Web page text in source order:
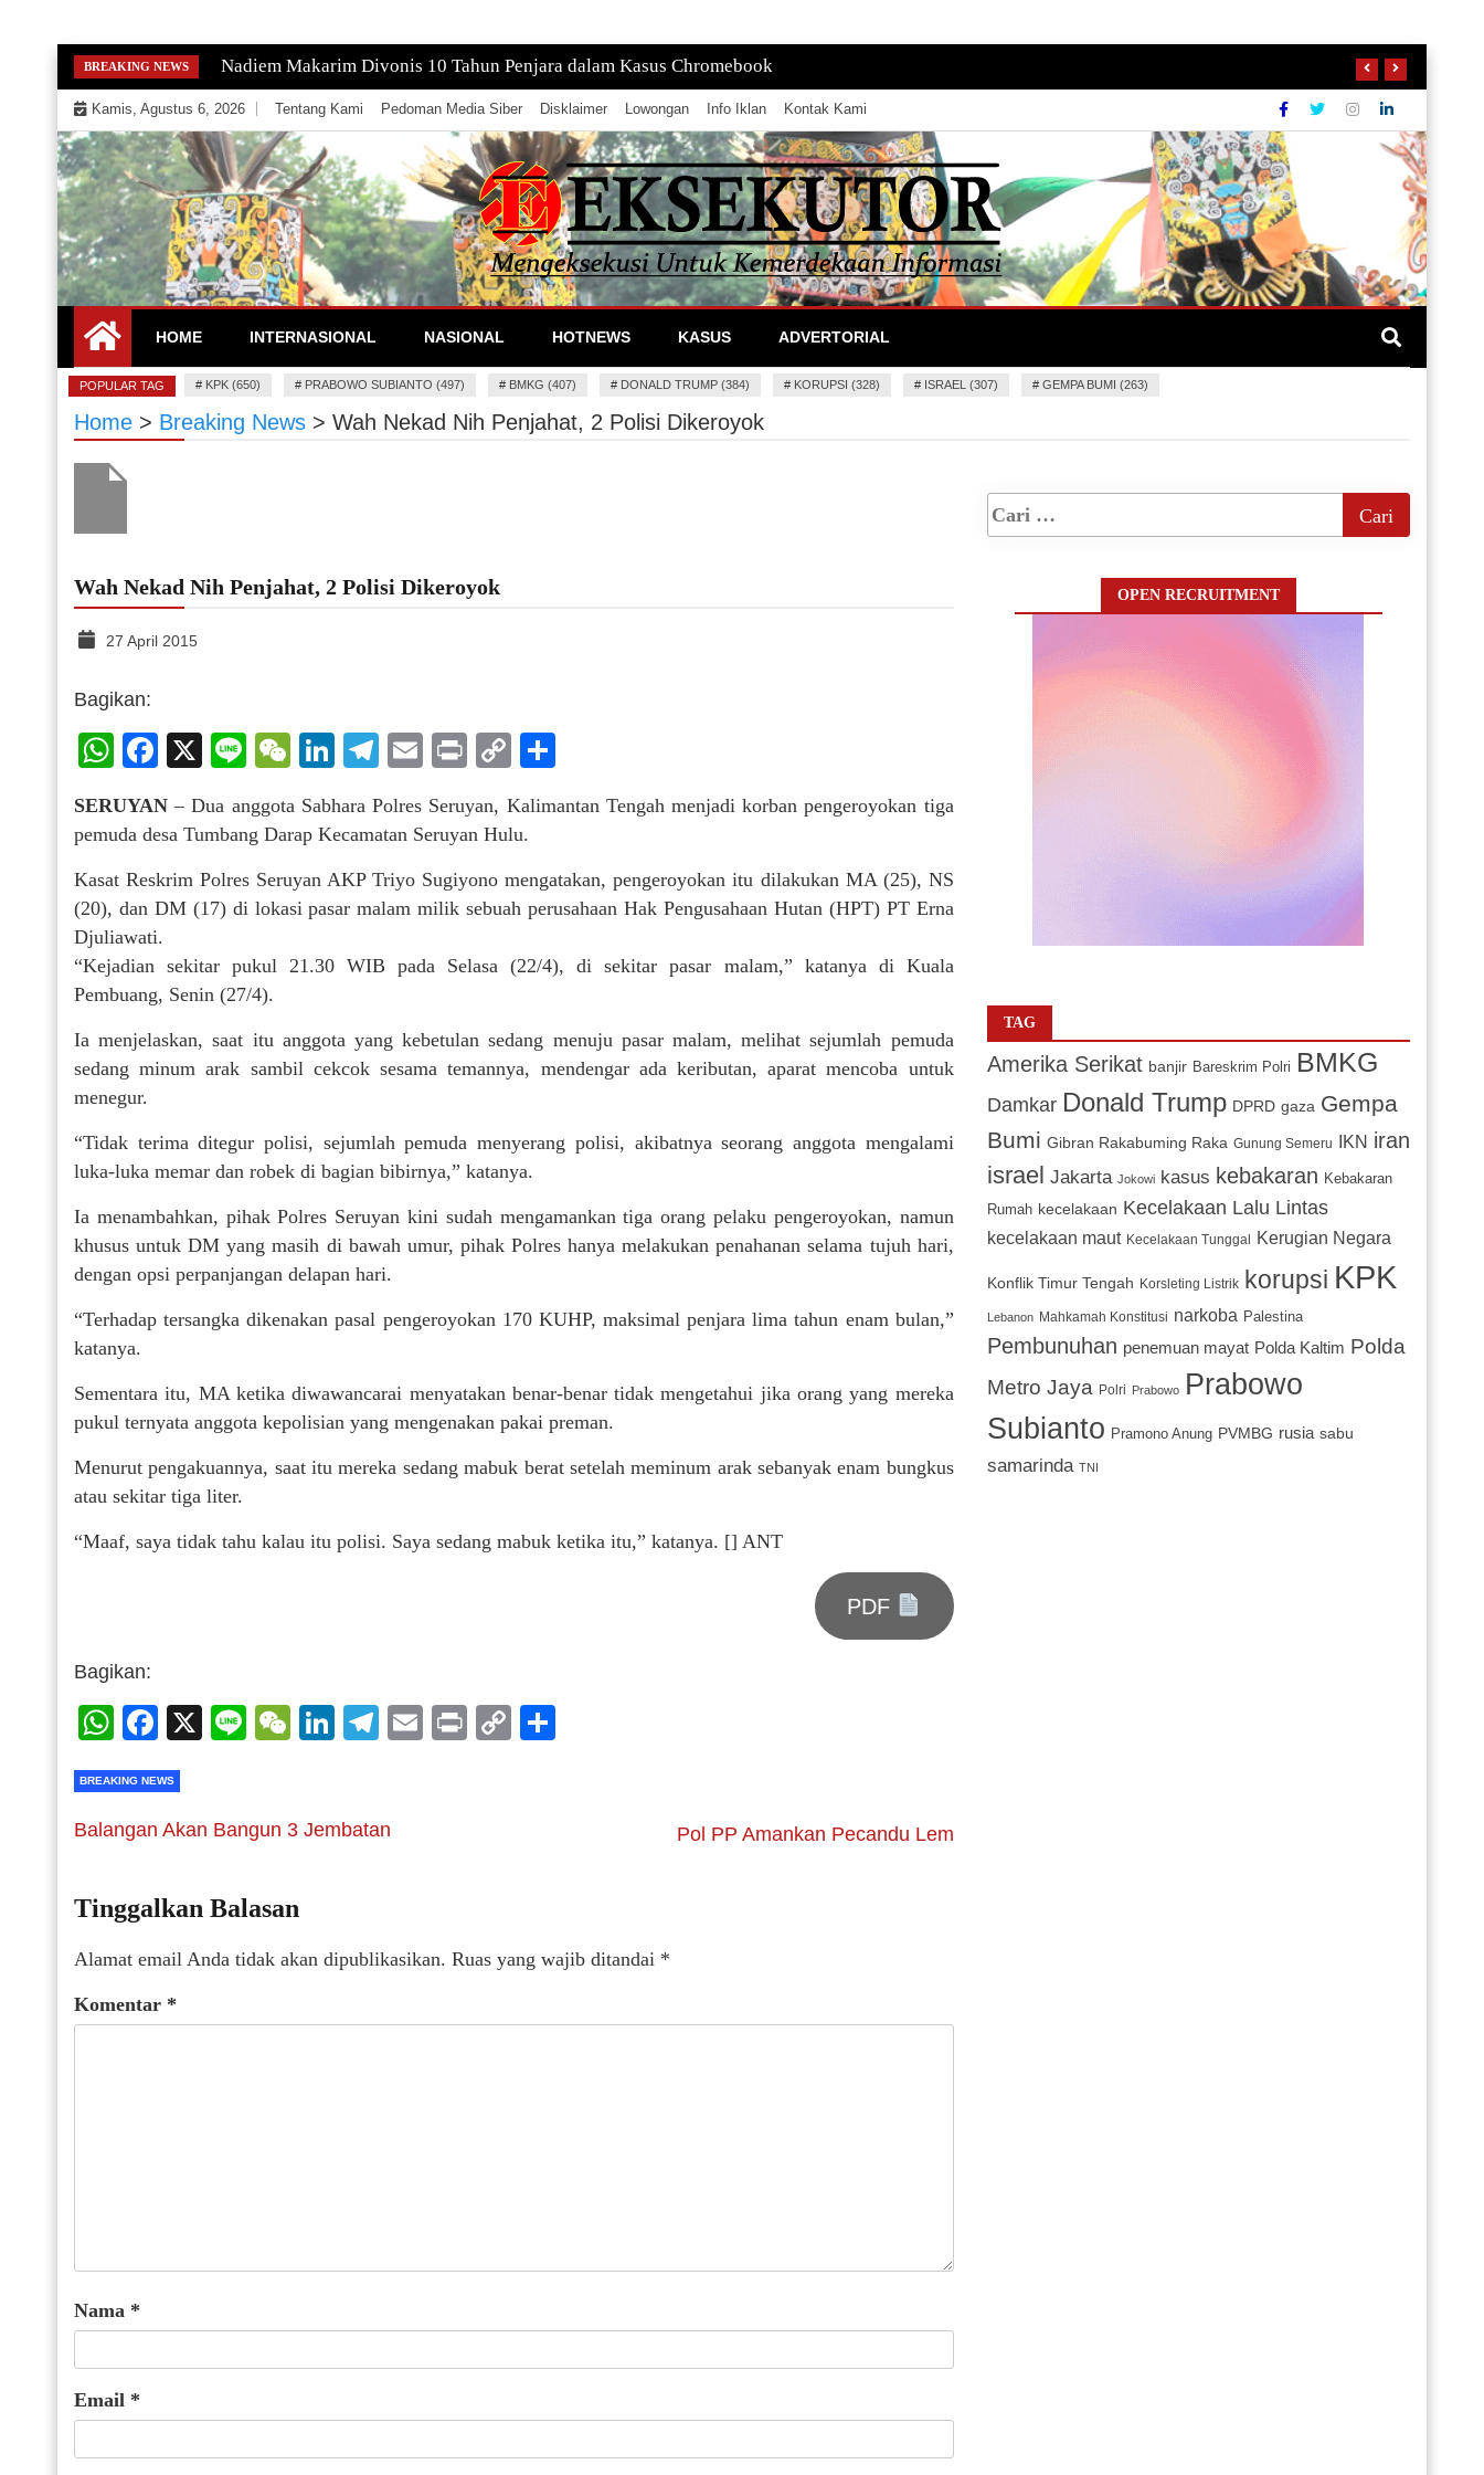
Skip
to
content
BREAKING NEWS Nadiem Makarim Divonis 10 Tahun Penjara dalam Kasus Chromebook
Kamis, Agustus 6, 2026 Tentang Kami Pedoman Media Siber Disklaimer Lowongan Info Iklan Kontak Kami
EKSEKUTOR
Mengeksekusi Berita Untuk Kemerdekaan dan Keadilan Informasi
HOME INTERNASIONAL NASIONAL HOTNEWS KASUS ADVERTORIAL
POPULAR TAG # KPK (650) # PRABOWO SUBIANTO (497) # BMKG (407) # DONALD TRUMP (384) # KORUPSI (328) # ISRAEL (307) # GEMPA BUMI (263)
Home > Breaking News > Wah Nekad Nih Penjahat, 2 Polisi Dikeroyok
Wah Nekad Nih Penjahat, 2 Polisi Dikeroyok
27 April 2015
Bagikan:
WhatsApp
Facebook
X LineWeChat
LinkedIn
Telegram
EmailPrintCopy
SERUYAN – Dua anggota Sabhara Polres Seruyan, Kalimantan Tengah menjadi korban pengeroyokan tiga
pemuda desa Tumbang Darap Kecamatan Seruyan Hulu.
Kasat Reskrim Polres Seruyan AKP Triyo Sugiyono mengatakan, pengeroyokan itu dilakukan MA (25), NS
(20), dan DM (17) di lokasi pasar malam milik sebuah perusahaan Hak Pengusahaan Hutan (HPT) PT Erna
Djuliawati.
“Kejadian sekitar pukul 21.30 WIB pada Selasa (22/4), di sekitar pasar malam,” katanya di Kuala
Pembuang, Senin (27/4).
Ia menjelaskan, saat itu anggota yang kebetulan sedang menuju pasar malam, melihat sejumlah pemuda
sedang minum arak sambil cekcok sesama temannya, mendengar ada keributan, aparat mencoba untuk
menegur.
“Tidak terima ditegur polisi, sejumlah pemuda menyerang polisi, akibatnya seorang anggota mengalami
luka-luka memar dan robek di bagian bibirnya,” katanya.
Ia menambahkan, pihak Polres Seruyan kini sudah mengamankan tiga orang pelaku pengeroyokan, namun
khusus untuk DM yang masih di bawah umur, pihak Polres hanya melakukan penahanan selama tujuh hari,
dengan opsi perpanjangan delapan hari.
“Terhadap tersangka dikenakan pasal pengeroyokan 170 KUHP, maksimal penjara lima tahun enam bulan,”
katanya.
Sementara itu, MA ketika diwawancarai menyatakan benar-benar tidak mengetahui jika orang yang mereka
pukul ternyata anggota kepolisian yang mengenakan pakai preman.
Menurut pengakuannya, saat itu mereka sedang mabuk berat setelah meminum arak sebanyak enam bungkus
atau sekitar tiga liter.
“Maaf, saya tidak tahu kalau itu polisi. Saya sedang mabuk ketika itu,” katanya. [] ANT
PDF
Bagikan:
WhatsApp
Facebook
X LineWeChat
LinkedIn
Telegram
EmailPrintCopy
BREAKING NEWS
Balangan Akan Bangun 3 Jembatan Pol PP Amankan Pecandu Lem
Tinggalkan Balasan
Alamat email Anda tidak akan dipublikasikan. Ruas yang wajib ditandai *
Komentar *
Nama *
Email *
OPEN RECRUITMENT
TAG
Amerika Serikat banjir Bareskrim Polri BMKG
Damkar Donald Trump DPRD gaza Gempa
Bumi Gibran Rakabuming Raka Gunung Semeru IKN iran
israel Jakarta Jokowi kasus kebakaran Kebakaran
Rumah kecelakaan Kecelakaan Lalu Lintas
kecelakaan maut Kecelakaan Tunggal Kerugian Negara
Konflik Timur Tengah Korsleting Listrik korupsi KPK
Lebanon Mahkamah Konstitusi narkoba Palestina
Pembunuhan penemuan mayat Polda Kaltim Polda
Metro Jaya
Polri Prabowo
Prabowo
Subianto Pramono Anung PVMBG rusia sabu
samarinda TNI